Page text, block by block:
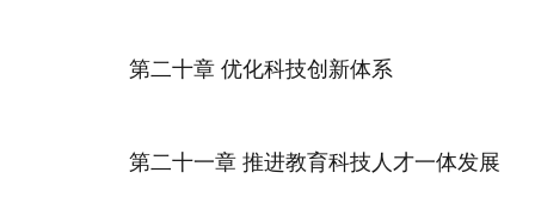
第二十章 优化科技创新体系
第二十一章 推进教育科技人才一体发展